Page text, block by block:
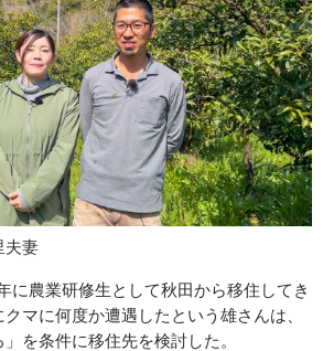
夫妻
農業研修生として秋田から移住してき
マに何度か遭遇したという雄さんは、
」を条件に移住先を検討した。